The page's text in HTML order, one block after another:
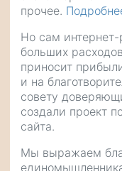
прочее.
Но сам
больших
приносит
и на
совету
создали проект
сайта.
Мы выражаем